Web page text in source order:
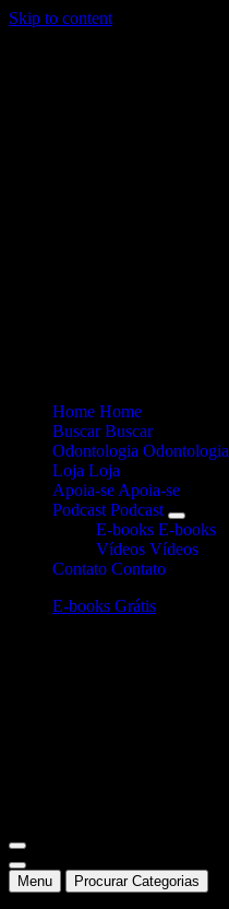
Skip to content
Home Home
Buscar Buscar
Odontologia Odontologia
Loja Loja
Apoia-se Apoia-se
Podcast Podcast
E-books E-books
Vídeos Vídeos
Contato Contato
E-books Grátis
Menu Procurar Categorias